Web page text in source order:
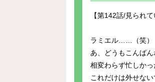
【第142話/見られ
ラミエル……（笑）
あ、どうもこんば
相変わらず忙しか
これだけは外せない